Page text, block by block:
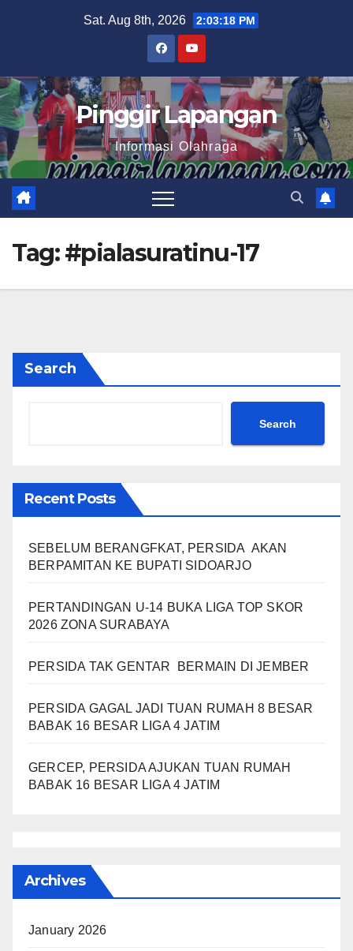
Sat. Aug 8th, 2026 2:03:19 PM
Pinggir Lapangan
Informasi Olahraga
Tag:#pialasuratinu-17
Search
Search
Recent Posts
SEBELUM BERANGFKAT, PERSIDA AKAN
BERPAMITAN KE BUPATI SIDOARJO
PERTANDINGAN U-14 BUKA LIGA TOP SKOR
2026 ZONA SURABAYA
PERSIDA TAK GENTAR BERMAIN DI JEMBER
PERSIDA GAGAL JADI TUAN RUMAH 8 BESAR
BABAK 16 BESAR LIGA 4 JATIM
GERCEP, PERSIDA AJUKAN TUAN RUMAH
BABAK 16 BESAR LIGA 4 JATIM
Archives
January 2026